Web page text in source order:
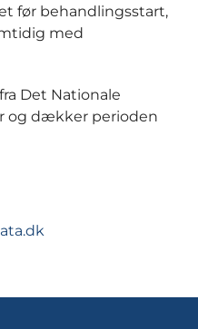
før behandlingsstart,
med
Det Nationale
og dækker perioden